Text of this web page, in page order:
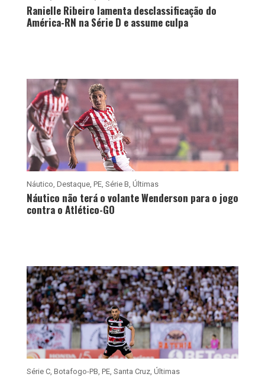
Ranielle Ribeiro lamenta desclassificação do
América-RN na Série D e assume culpa
Náutico, Destaque, PE, Série B, Últimas
Náutico não terá o volante Wenderson para o jogo
contra o Atlético-GO
Série C, Botafogo-PB, PE, Santa Cruz, Últimas